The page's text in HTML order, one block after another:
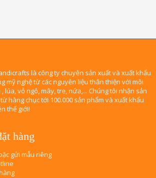
là công ty chuyên sản xuất và xuất khẩu
mỹ nghệ từ các nguyên liệu thân thiện với môi
lúa, vỏ ngô, mây, tre, nứa,... Chúng tôi nhận sản
hàng chục tới 100.000 sản phẩm và xuất khẩu
thế giới!
hàng
gửi mẫu riêng